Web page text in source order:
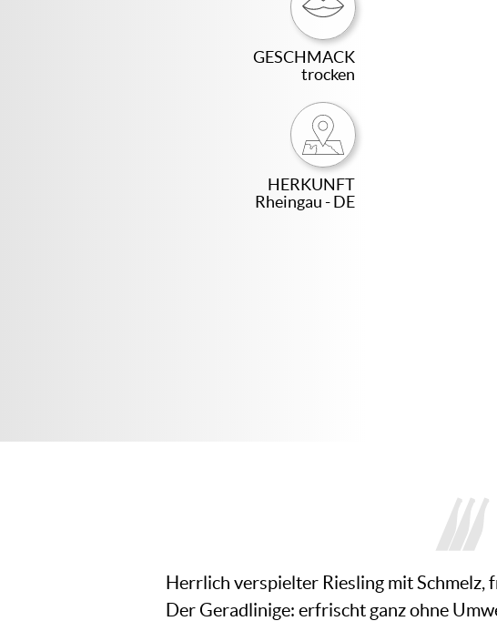
GESCHMACK
trocken
HERKUNFT
Rheingau - DE
Herrlich verspielter Riesling mit Schmelz,
Der Geradlinige: erfrischt ganz ohne